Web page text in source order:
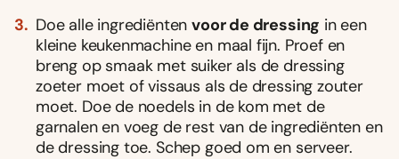
Doe alle ingrediëntenvoor de dressing in een
kleine keukenmachine en maal fijn. Proef en
breng op smaak met suiker als de dressing
zoeter moet of vissaus als de dressing zouter
moet. Doe de noedels in de kom met de
garnalen en voeg de rest van de ingrediënten en
de dressing toe. Schep goed om en serveer.